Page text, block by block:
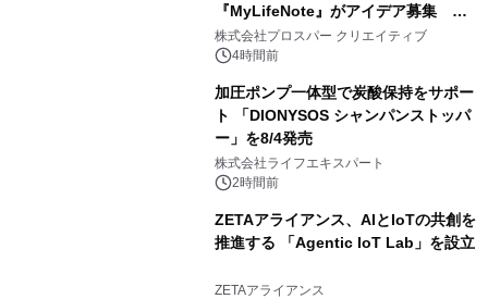
『MyLifeNote』がアイデア募集 優
秀賞100名に1年間無償試用
株式会社プロスパー クリエイティブ
4時間前
加圧ポンプ一体型で炭酸保持をサポー
ト 「DIONYSOS シャンパンストッパ
ー」を8/4発売
株式会社ライフエキスパート
2時間前
ZETAアライアンス、AIとIoTの共創を
推進する 「Agentic IoT Lab」を設立
ZETAアライアンス